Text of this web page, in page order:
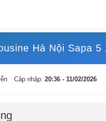
Hà Nội Sapa
Cập nhập: 20:36 - 11/02/2026